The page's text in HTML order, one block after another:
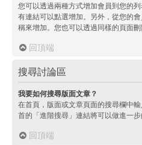
您可以透過兩種方式增加會員到您的
有連結可以點選增加。另外，從您的
稱來增加。您也可以透過同樣的頁面刪
回頂端
搜尋討論區
我要如何搜尋版面文章？
在首頁，版面或文章頁面的搜尋欄中
首的「進階搜尋」連結將可以做進一步
回頂端